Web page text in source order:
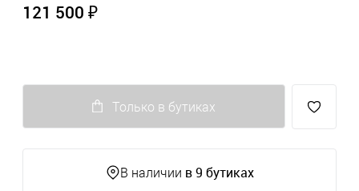
121 500 ₽
Только в бутиках
В наличии в 9 бутиках